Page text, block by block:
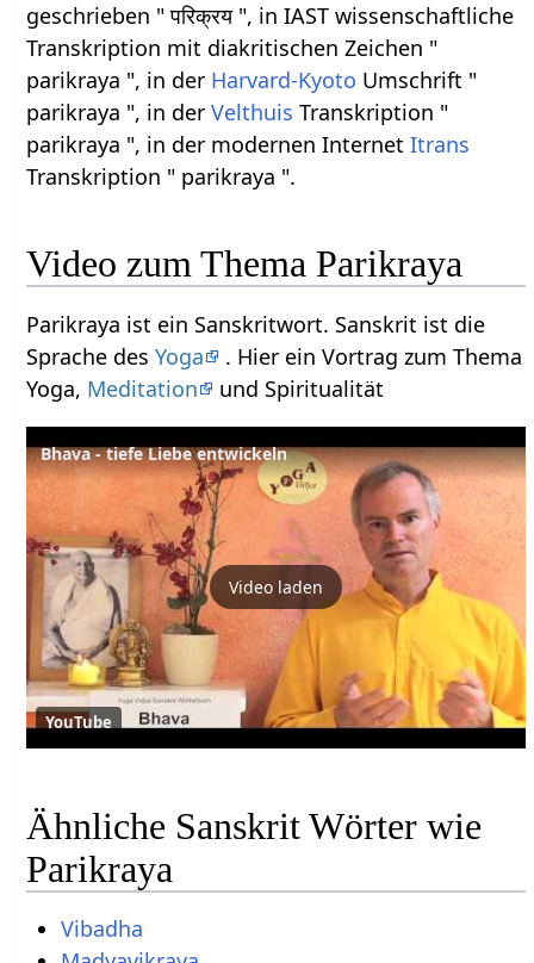
geschrieben " परिक्रय ", in IAST wissenschaftliche
Transkription mit diakritischen Zeichen "
parikraya ", in der Harvard-Kyoto Umschrift "
parikraya ", in derVelthuis Transkription "
parikraya ", in der modernen InternetItrans
Transkription " parikraya ".
Video zum Thema Parikraya
Parikraya ist ein Sanskritwort. Sanskrit ist die
Sprache desYoga
. Hier ein Vortrag zum Thema
Yoga, Meditation und Spiritualität
Bhava - tiefe Liebe entwickeln
Video laden
YouTube
Ähnliche Sanskrit Wörter wie
Parikraya
Vibadha